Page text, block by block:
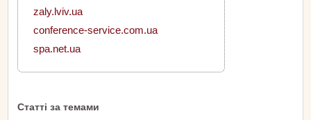
zaly.lviv.ua
conference-service.com.ua
spa.net.ua
Статті за темами